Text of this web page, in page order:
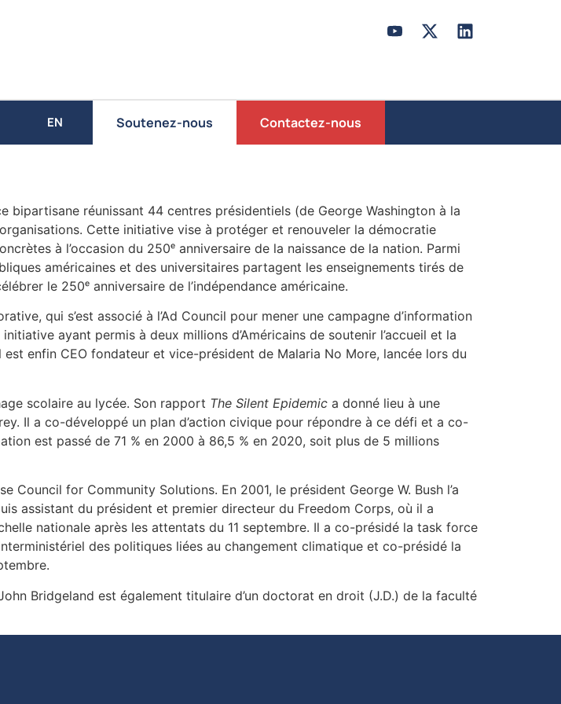
EN
Soutenez-nous Contactez-nous
bipartisane réunissant 44 centres présidentiels (de George Washington à la
Cette initiative vise à protéger et renouveler la démocratie
à l’occasion du 250ᵉ anniversaire de la naissance de la nation. Parmi
américaines et des universitaires partagent les enseignements tirés de
le 250ᵉ anniversaire de l’indépendance américaine.
qui s’est associé à l’Ad Council pour mener une campagne d’information
ayant permis à deux millions d’Américains de soutenir l’accueil et la
enfin CEO fondateur et vice-président de Malaria No More, lancée lors du
scolaire au lycée. Son rapport The Silent Epidemic a donné lieu à une
Il a co-développé un plan d’action civique pour répondre à ce défi et a co-
est passé de 71 % en 2000 à 86,5 % en 2020, soit plus de 5 millions
Council for Community Solutions. En 2001, le président George W. Bush l’a
assistant du président et premier directeur du Freedom Corps, où il a
nationale après les attentats du 11 septembre. Il a co-présidé la task force
des politiques liées au changement climatique et co-présidé la
Bridgeland est également titulaire d’un doctorat en droit (J.D.) de la faculté